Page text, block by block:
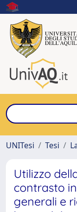
UNITesi
Tesi
Utilizzo
contrasto
generali e